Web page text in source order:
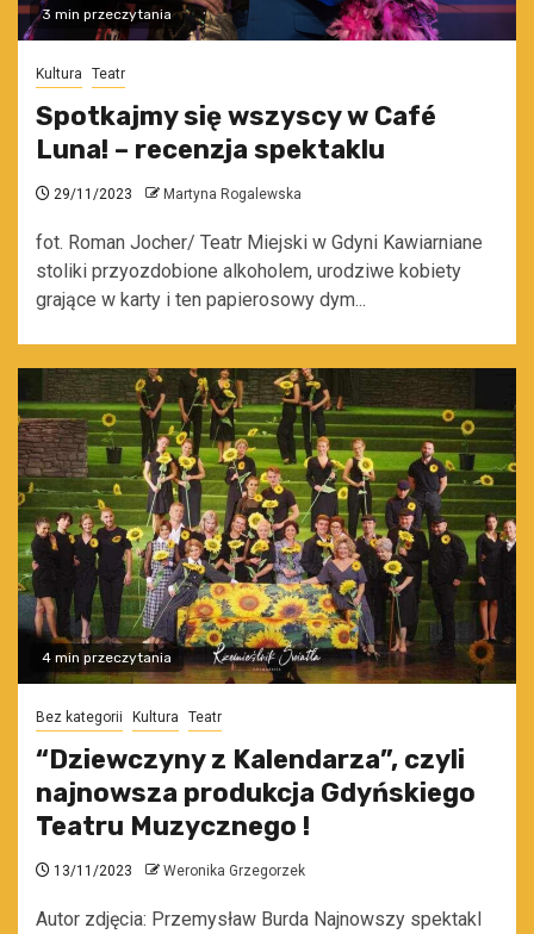
3 min przeczytania
Kultura Teatr
Spotkajmy się wszyscy w Café
Luna! – recenzja spektaklu
29/11/2023 Martyna Rogalewska
fot. Roman Jocher/ Teatr Miejski w Gdyni Kawiarniane
stoliki przyozdobione alkoholem, urodziwe kobiety
grające w karty i ten papierosowy dym...
4 min przeczytania
Bez kategorii Kultura Teatr
“Dziewczyny z Kalendarza”, czyli
najnowsza produkcja Gdyńskiego
Teatru Muzycznego !
13/11/2023 Weronika Grzegorzek
Autor zdjęcia: Przemysław Burda Najnowszy spektakl